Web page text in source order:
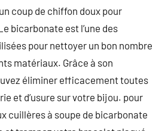
coup de chiffon doux pour
bicarbonate est l’une des
pour nettoyer un bon nombre
matériaux. Grâce à son
éliminer efficacement toutes
et d’usure sur votre bijou. pour
cuillères à soupe de bicarbonate